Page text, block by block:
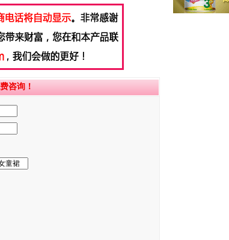
咨询！